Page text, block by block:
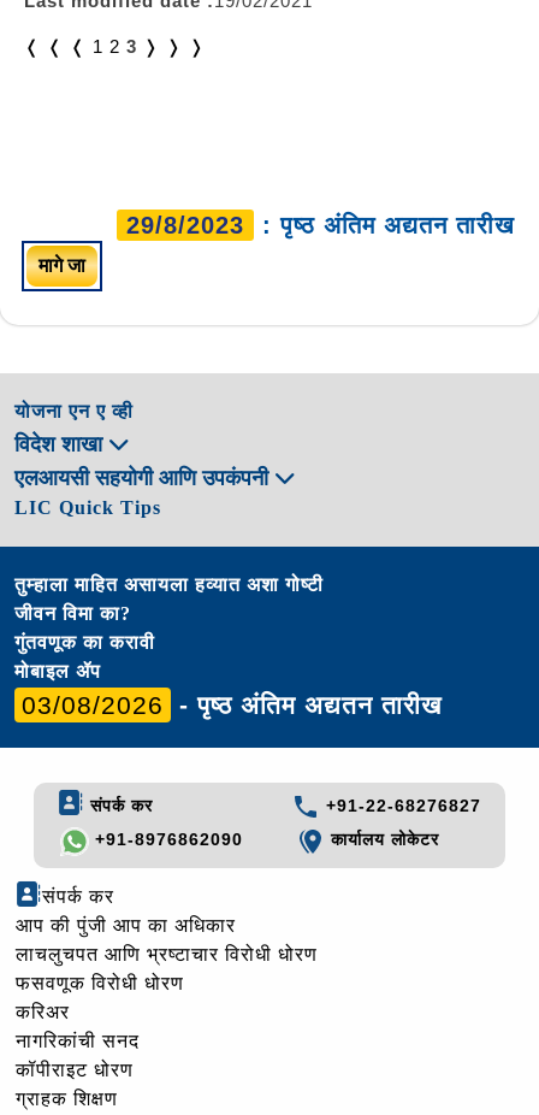
❬ ❬ ❬ 1 2 3 ❭ ❭ ❭
29/8/2023 : पृष्ठ अंतिम अद्यतन तारीख
मागे जा
योजना एन ए व्ही
विदेश शाखा
एलआयसी सहयोगी आणि उपकंपनी
LIC Quick Tips
तुम्हाला माहित असायला हव्यात अशा गोष्टी
जीवन विमा का?
गुंतवणूक का करावी
मोबाइल ॲप
03/08/2026 - पृष्ठ अंतिम अद्यतन तारीख
संपर्क कर
+91-22-68276827
+91-8976862090
कार्यालय लोकेटर
संपर्क कर
आप की पुंजी आप का अधिकार
लाचलुचपत आणि भ्रष्टाचार विरोधी धोरण
फसवणूक विरोधी धोरण
करिअर
नागरिकांची सनद
कॉपीराइट धोरण
ग्राहक शिक्षण